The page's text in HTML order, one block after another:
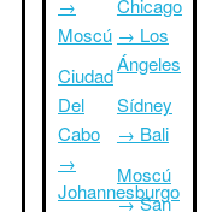
→
Moscú
Ciudad
Del
Cabo
→
Johannesburgo
Chicago
→ Los
Ángeles
Sídney
→ Bali
Moscú
→ San